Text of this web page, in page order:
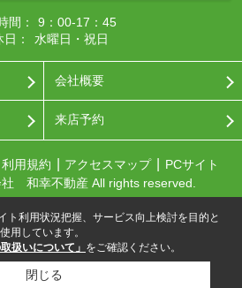
間：
9：00-17：45
：
水曜日・祝日
会社概要
来店予約
利用規約 アクセスマップ
PCサイト
和幸不動産 All rights reserved.
ト利用状況把握、サービス向上検討を目的と
用しています。
扱いについて」 をご確認ください。
閉じる